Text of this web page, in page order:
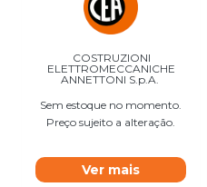
COSTRUZIONI
ELETTROMECCANICHE
ANNETTONI S.p.A.
Sem estoque no momento.
Preço sujeito a alteração.
Ver mais